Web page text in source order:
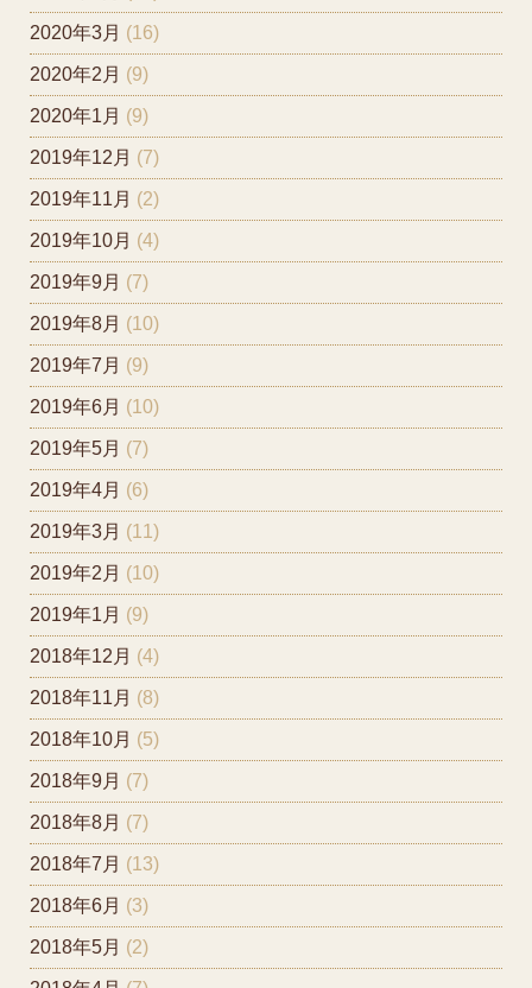
2020年3月 (16)
2020年2月 (9)
2020年1月 (9)
2019年12月 (7)
2019年11月 (2)
2019年10月 (4)
2019年9月 (7)
2019年8月 (10)
2019年7月 (9)
2019年6月 (10)
2019年5月 (7)
2019年4月 (6)
2019年3月 (11)
2019年2月 (10)
2019年1月 (9)
2018年12月 (4)
2018年11月 (8)
2018年10月 (5)
2018年9月 (7)
2018年8月 (7)
2018年7月 (13)
2018年6月 (3)
2018年5月 (2)